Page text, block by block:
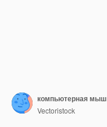
компьютерная
Vectoristock